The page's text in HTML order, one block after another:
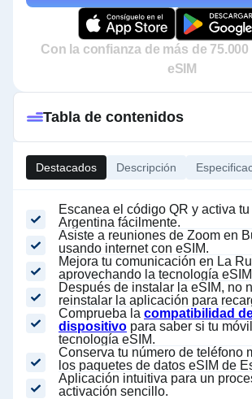
Con la confianza de más de
eSIM
Destacados Descripción
Escanea el código QR y activa tu
Argentina fácilmente.
Asiste a reuniones de Zoom en
usando internet con eSIM.
Mejora tu comunicación en La
aprovechando la tecnología
Después de instalar la eSIM, no
reinstalar la aplicación para
Comprueba la compatibilidad
dispositivo para saber si tu
tecnología eSIM.
Conserva tu número de teléfono
los paquetes de datos eSIM de
Aplicación intuitiva para un
activación sencillo.
Tabla de contenidos